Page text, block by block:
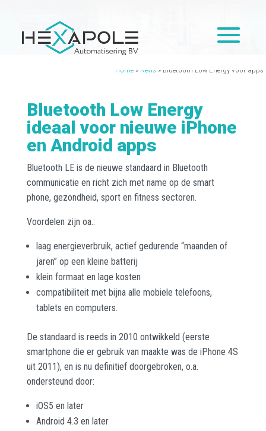
Home» News » Bluetooth Low Energy voor apps
Bluetooth Low Energy
ideaal voor nieuwe iPhone
en Android apps
Bluetooth LE is de nieuwe standaard in Bluetooth
communicatie en richt zich met name op de smart
phone, gezondheid, sport en fitness sectoren.
Voordelen zijn oa.:
laag energieverbruik, actief gedurende “maanden of
jaren” op een kleine batterij
klein formaat en lage kosten
compatibiliteit met bijna alle mobiele telefoons,
tablets en computers.
De standaard is reeds in 2010 ontwikkeld (eerste
smartphone die er gebruik van maakte was de iPhone 4S
uit 2011), en is nu definitief doorgebroken, o.a.
ondersteund door:
iOS5 en later
Android 4.3 en later